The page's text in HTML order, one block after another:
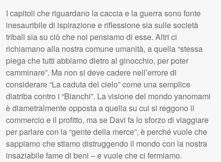
I capitoli che riguardano la caccia e la guerra sono fonte
inesauribile di ispirazione e riflessione sia sulle società
tribali sia su ciò che noi pensiamo di esse. Altri ci
richiamano alla nostra comune umanità, a quella “stessa
piega che tutti abbiamo dietro al ginocchio, per poter
camminare”. Ma non si deve cadere nell’errore di
considerare “La caduta del cielo” come una semplice
diatriba contro i “Bianchi”. La visione del mondo yanomami
è diametralmente opposta a quella su cui si reggono il
commercio e il profitto, ma se Davi fa lo sforzo di viaggiare
per parlare con la “gente della merce”, è perché vuole che
sappiamo che stiamo distruggendo il mondo con la nostra
insaziabile fame di beni – e vuole che ci fermiamo.